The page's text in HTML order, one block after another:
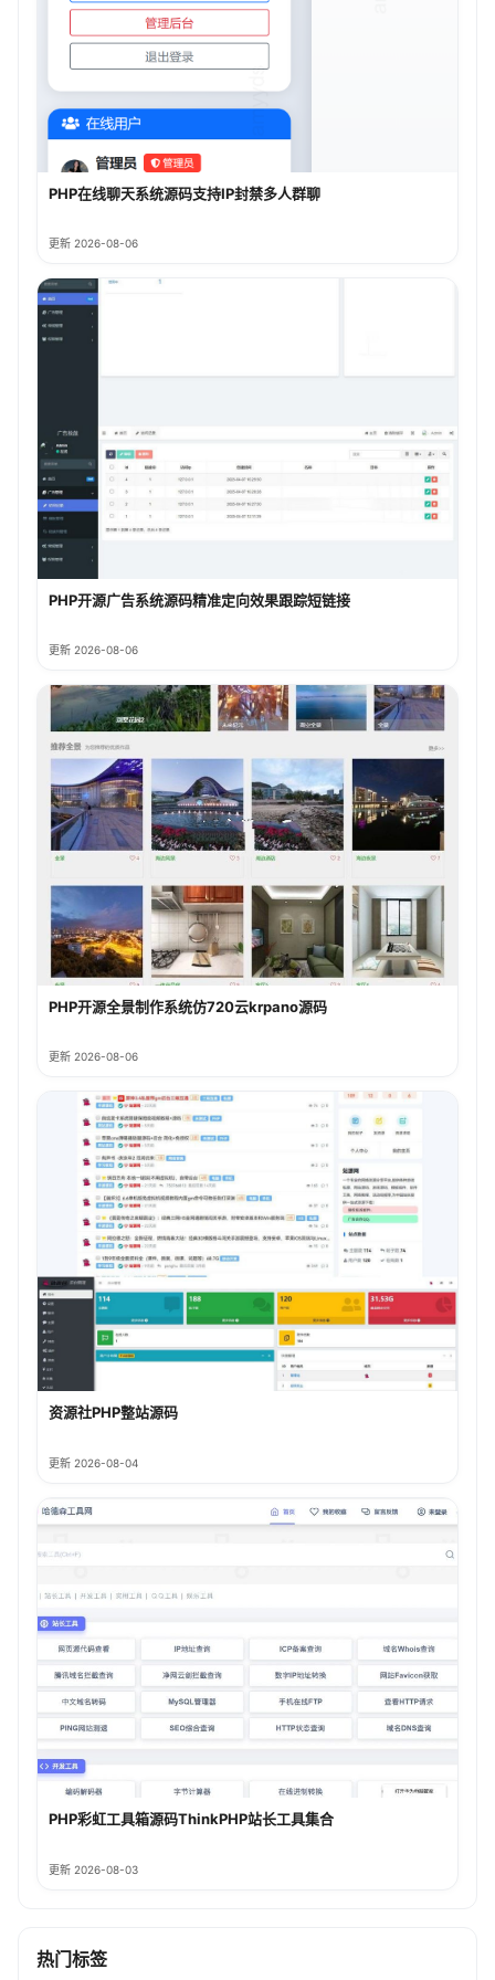
PHP在线聊天系统源码支持IP封禁多人群聊
更新 2026-08-06
PHP开源广告系统源码精准定向效果跟踪短链接
更新 2026-08-06
PHP开源全景制作系统仿720云krpano源码
更新 2026-08-06
资源社PHP整站源码
更新 2026-08-04
PHP彩虹工具箱源码ThinkPHP站长工具集合
更新 2026-08-03
热门标签